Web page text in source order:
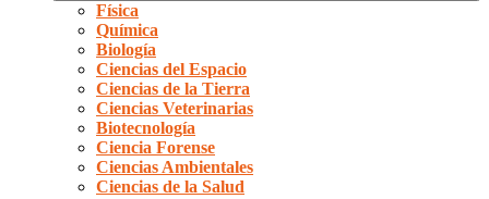
Física
Química
Biología
Ciencias del Espacio
Ciencias de la Tierra
Ciencias Veterinarias
Biotecnología
Ciencia Forense
Ciencias Ambientales
Ciencias de la Salud